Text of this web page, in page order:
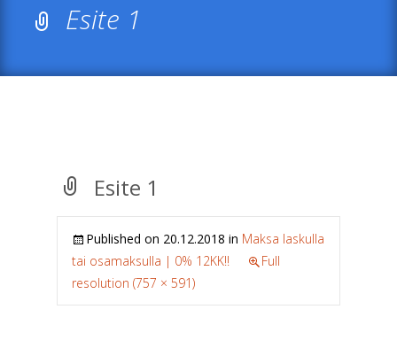
Esite 1
Esite 1
Published on 20.12.2018 in Maksa laskulla
tai osamaksulla | 0% 12KK!!
Full
resolution (757 × 591)